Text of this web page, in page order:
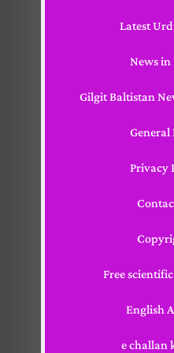
Latest
News
Gilgit Baltistan
Privacy
Free
English
e challan